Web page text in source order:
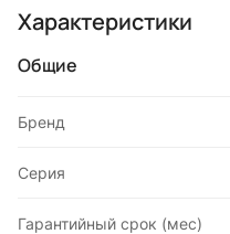
Характеристики
Общие
Бренд
Серия
Гарантийный срок (мес)